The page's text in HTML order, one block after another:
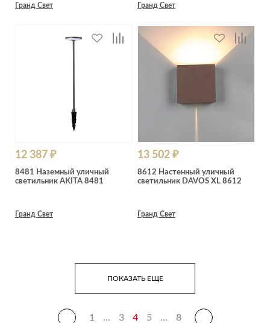
Гранд Свет Гранд Свет
12 387 ₽
8481 Наземный уличный
светильник AKITA 8481
Гранд Свет
13 502 ₽
8612 Настенный уличный
светильник DAVOS XL 8612
Гранд Свет
ПОКАЗАТЬ ЕЩЕ
1 ... 3 4 5 ... 8